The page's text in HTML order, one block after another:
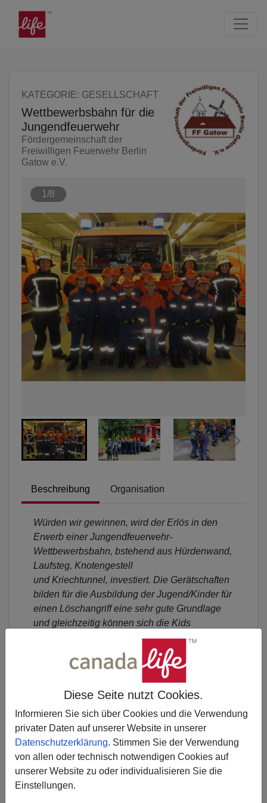
Seite
Diese Seite nutzt Cookies.
Informieren Sie sich über Cookies und die Verwendung
privater Daten auf unserer Website in unserer
Datenschutzerklärung. Stimmen Sie der Verwendung
von allen oder technisch notwendigen Cookies auf
unserer Website zu oder individualisieren Sie die
Einstellungen.
Klicken Sie, um die Navigation zu überspringen und zum
KATEGORIE: GESELLSCHAFT
Wettbewerbsbahn für die
Jungendfeuerwehr
Fördergemeinschaft der
Freiwilligen Feuerwehr Berlin
Gatow e.V.
1/8
Beschreibung Organisation
Würden wir gewinnen, wird der Erlös in den
Erwerb einer Jungendfeuerwehr-
Wettbewerbsbahn, bstehend aus Hürdenwand,
Laufsteg, Knotengestell
und Kriechtunnel, investiert. Die Gerätschaften
bilden für die Ausbildung der Jugend/Kinder für
einen Löschangriff eine sehr gute Grundlage
und gleichzeitig können sich die Kids
unabhängig, auf die Landeswettkämpfe
Erzählen Sie es Ihren Freunden
𝕏